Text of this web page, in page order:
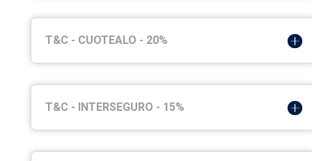
T&C - CUOTEALO - 20%
T&C - INTERSEGURO - 15%